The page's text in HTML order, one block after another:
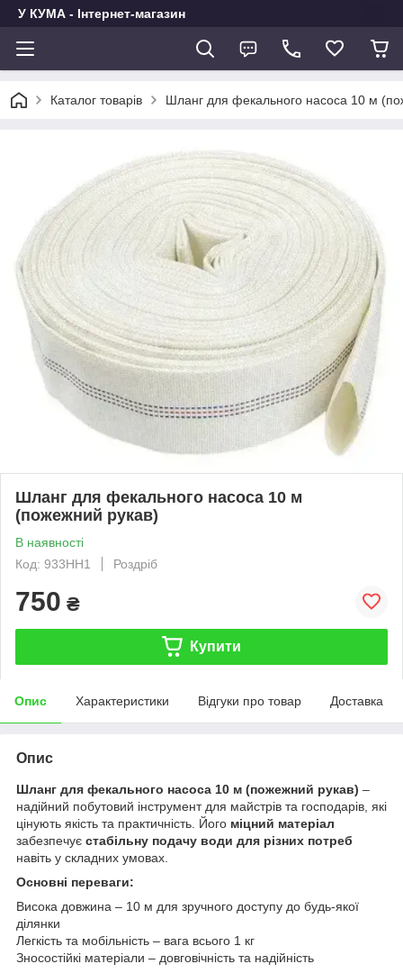
У КУМА - Інтернет-магазин
Каталог товарів Шланг для фекального насоса 10 м
Шланг для фекального насоса 10 м
(пожежний рукав)
В наявності
Код: 933НН1
Роздріб
750 ₴
Купити
Опис Характеристики Відгуки про товар Доставка
Опис
Шланг для фекального насоса 10 м (пожежний рукав) –
надійний побутовий інструмент для майстрів та господарів, які
цінують якість та практичність. Його міцний матеріал
забезпечує стабільну подачу води для різних потреб
навіть у складних умовах.
Основні переваги:
Висока довжина – 10 м для зручного доступу до будь-якої
ділянки
Легкість та мобільність – вага всього 1 кг
Зносостійкі матеріали – довговічність та надійність